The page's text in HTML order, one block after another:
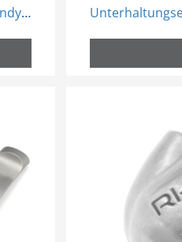
Kommunikation MIM Spritzguss Handy Ersatzteile